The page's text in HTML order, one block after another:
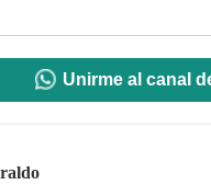
Unirme al canal